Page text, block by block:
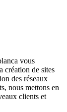
vous
création de sites
des réseaux
nous mettons en
clients et